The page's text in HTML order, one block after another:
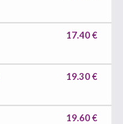
17.40 €
19.30 €
19.60 €